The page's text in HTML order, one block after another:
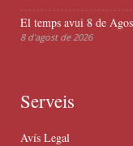
El temps avui 8 de
8 d'agost de 2026
Serveis
Avís Legal